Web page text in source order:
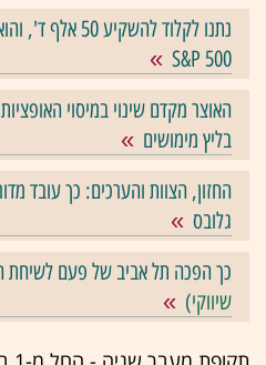
נתנו לקלוד
S&P 500
האוצר מקדם שינוי במיסוי
בליץ מימושים
החזון, הצוות והערכים: כך עובד
גלובס
כך הפכה תל אביב של פעם לשיחת
שיווקי)